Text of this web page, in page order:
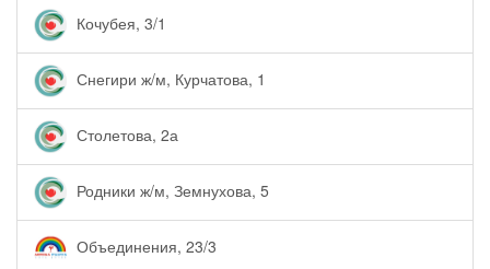
Кочубея, 3/1
Снегири ж/м, Курчатова, 1
Столетова, 2а
Родники ж/м, Земнухова, 5
Объединения, 23/3